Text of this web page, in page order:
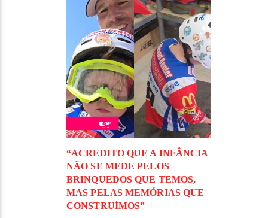
“ACREDITO QUE A INFÂNCIA
NÃO SE MEDE PELOS
BRINQUEDOS QUE TEMOS,
MAS PELAS MEMÓRIAS QUE
CONSTRUÍMOS”